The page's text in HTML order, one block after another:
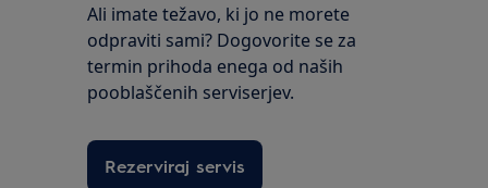
Ali imate težavo, ki jo ne morete
odpraviti sami? Dogovorite se za
termin prihoda enega od naših
pooblaščenih serviserjev.
Rezerviraj servis